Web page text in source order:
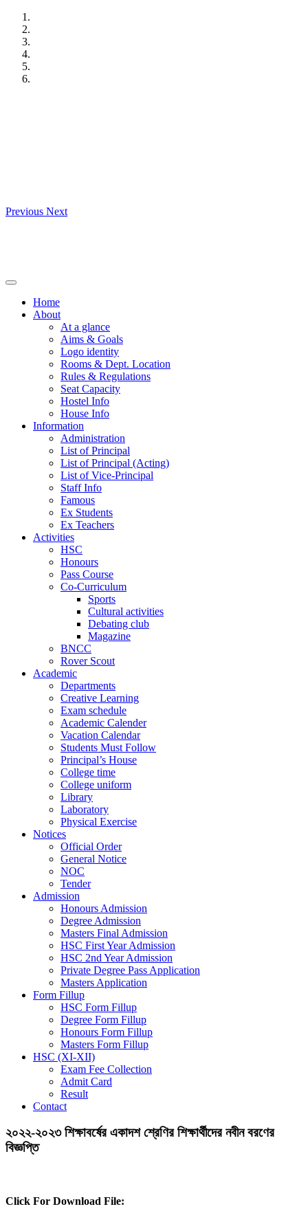
Skip
content
Previous Next
Home
About
At a glance
Aims & Goals
Logo identity
Rooms & Dept. Location
Rules & Regulations
Seat Capacity
Hostel Info
House Info
Information
Administration
List of Principal
List of Principal (Acting)
List of Vice-Principal
Staff Info
Famous
Ex Students
Ex Teachers
Activities
HSC
Honours
Pass Course
Co-Curriculum
Sports
Cultural activities
Debating club
Magazine
BNCC
Rover Scout
Academic
Departments
Creative Learning
Exam schedule
Academic Calender
Vacation Calendar
Students Must Follow
Principal’s House
College time
College uniform
Library
Laboratory
Physical Exercise
Notices
Official Order
General Notice
NOC
Tender
Admission
Honours Admission
Degree Admission
Masters Final Admission
HSC First Year Admission
HSC 2nd Year Admission
Private Degree Pass Application
Masters Application
Form Fillup
HSC Form Fillup
Degree Form Fillup
Honours Form Fillup
Masters Form Fillup
HSC (XI-XII)
Exam Fee Collection
Admit Card
Result
Contact
২০২২-২০২৩ শিক্ষাবর্ষের একাদশ শ্রেণির শিক্ষার্থীদের নবীন বরণের
বিজ্ঞপ্তি
Click For Download File: